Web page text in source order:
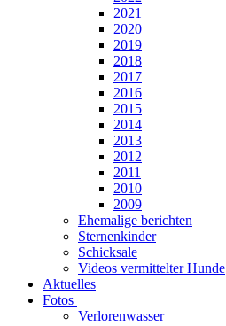
2021
2020
2019
2018
2017
2016
2015
2014
2013
2012
2011
2010
2009
Ehemalige berichten
Sternenkinder
Schicksale
Videos vermittelter Hunde
Aktuelles
Fotos
Verlorenwasser